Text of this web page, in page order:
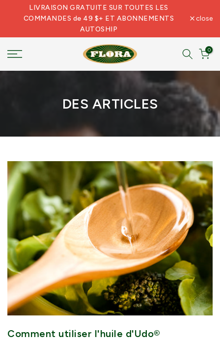
content
LIVRAISON GRATUITE SUR TOUTES LES
COMMANDES de 49 $+ ET ABONNEMENTS
AUTOSHIP
close
0
DES ARTICLES
Comment utiliser l'huile d'Udo®